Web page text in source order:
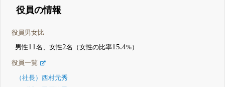
役員の情報
役員男女比
男性11 名、女性2名（女性の比率15.4%）
役員一覧
（社長）西村元秀